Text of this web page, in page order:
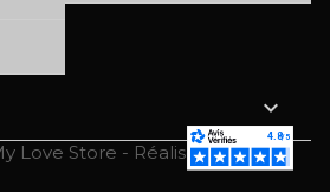

Love Store - Réalisé par